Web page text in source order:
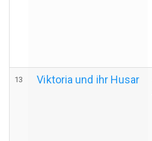
13 Viktoria und ihr Husar